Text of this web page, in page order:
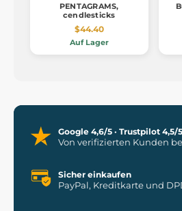
PENTAGRAMS,
cendlesticks
$44.40
Auf Lager
Google 4,6/5 · Trustpilot 4,5/5
Von verifizierten Kunden
Sicher einkaufen
PayPal, Kreditkarte und